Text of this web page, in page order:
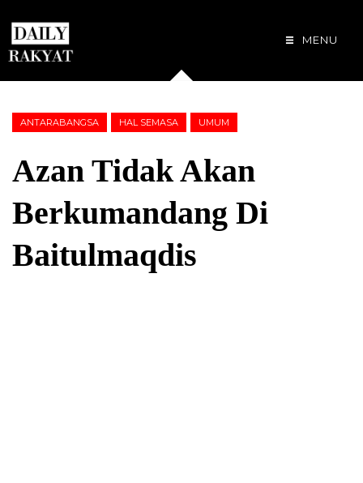
MENU
ANTARABANGSA HAL SEMASA UMUM
Azan Tidak Akan
Berkumandang Di
Baitulmaqdis